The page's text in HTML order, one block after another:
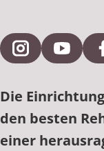
ExterneExterne
Die
den besten
einer